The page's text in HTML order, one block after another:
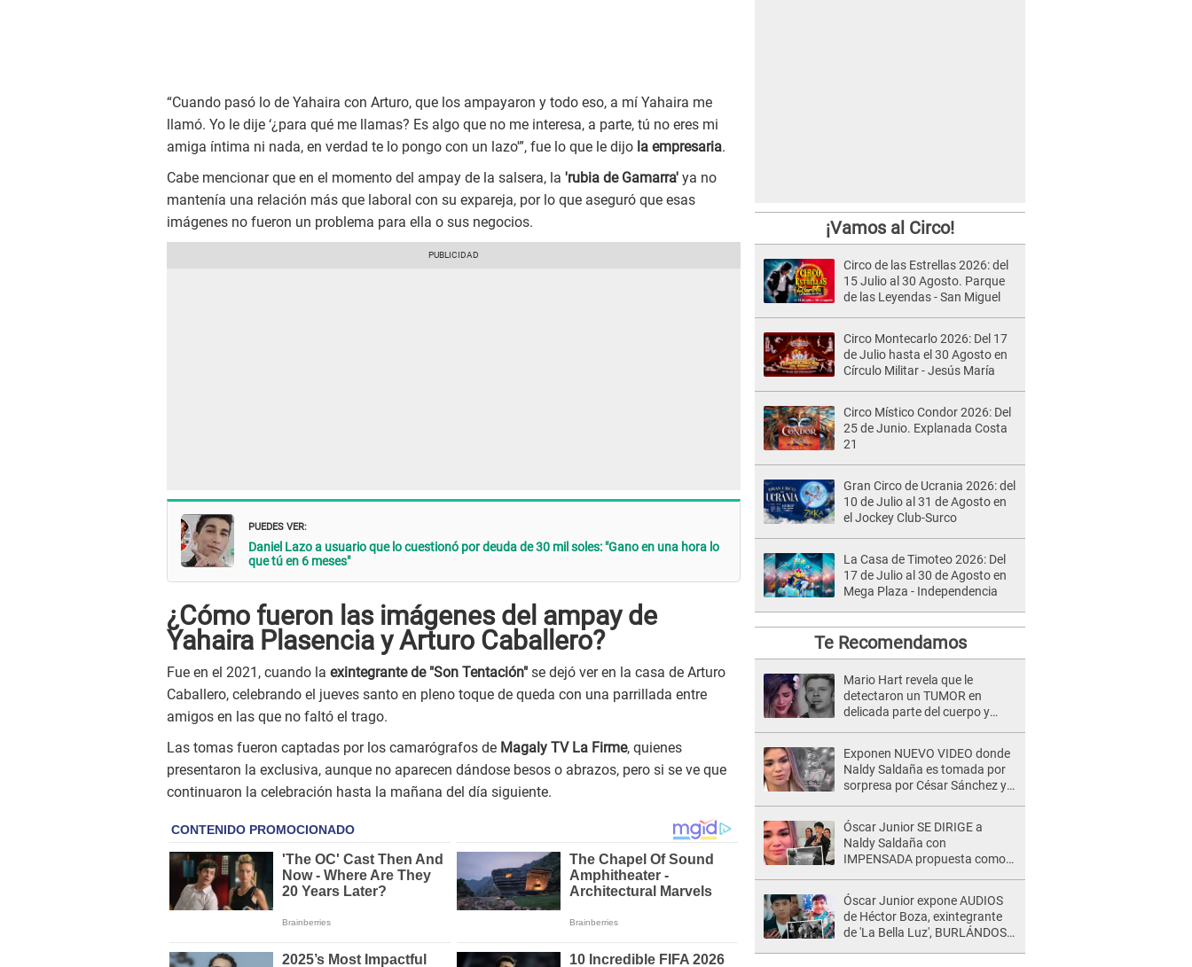
“Cuando pasó lo de Yahaira con Arturo, que los ampayaron y todo eso, a mí Yahaira me
llamó. Yo le dije ‘¿para qué me llamas? Es algo que no me interesa, a parte, tú no eres mi
amiga íntima ni nada, en verdad te lo pongo con un lazo'”, fue lo que le dijo la empresaria.
Cabe mencionar que en el momento del ampay de la salsera, la 'rubia de Gamarra' ya no
mantenía una relación más que laboral con su expareja, por lo que aseguró que esas
imágenes no fueron un problema para ella o sus negocios.
PUEDES VER:
Daniel Lazo a usuario que lo cuestionó por deuda de 30 mil soles: "Gano en una hora lo
que tú en 6 meses"
¿Cómo fueron las imágenes del ampay de
Yahaira Plasencia y Arturo Caballero?
Fue en el 2021, cuando la exintegrante de "Son Tentación" se dejó ver en la casa de Arturo
Caballero, celebrando el jueves santo en pleno toque de queda con una parrillada entre
amigos en las que no faltó el trago.
Las tomas fueron captadas por los camarógrafos de Magaly TV La Firme, quienes
presentaron la exclusiva, aunque no aparecen dándose besos o abrazos, pero si se ve que
continuaron la celebración hasta la mañana del día siguiente.
¡Vamos al Circo!
Circo de las Estrellas 2026: del
15 Julio al 30 Agosto. Parque
de las Leyendas - San Miguel
Circo Montecarlo 2026: Del 17
de Julio hasta el 30 Agosto en
Círculo Militar - Jesús María
Circo Místico Condor 2026: Del
25 de Junio. Explanada Costa
21
Gran Circo de Ucrania 2026: del
10 de Julio al 31 de Agosto en
el Jockey Club-Surco
La Casa de Timoteo 2026: Del
17 de Julio al 30 de Agosto en
Mega Plaza - Independencia
Te Recomendamos
Mario Hart revela que le
detectaron un TUMOR en
delicada parte del cuerpo y
Exponen NUEVO VIDEO donde
Naldy Saldaña es tomada por
sorpresa por César Sánchez y
agarró la mano
Óscar Junior SE DIRIGE a
Naldy Saldaña con
IMPENSADA propuesta como
denuncia: "Otro tipo de ley..."
Óscar Junior expone AUDIOS
de Héctor Boza, exintegrante
de 'La Bella Luz', BURLÁNDOSE